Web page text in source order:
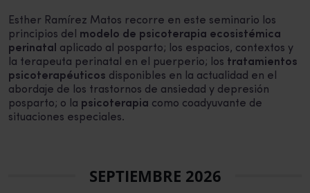
Esther Ramírez Matos recorre en este seminario los
principios del modelo de psicoterapia ecosistémica
perinatal
aplicado al posparto; los espacios, contextos y
la terapeuta perinatal en el puerperio; los tratamientos
psicoterapéuticos disponibles en la actualidad en el
abordaje de los trastornos de ansiedad y depresión
posparto; o la psicoterapia como coadyuvante de
situaciones especiales.
SEPTIEMBRE 2026